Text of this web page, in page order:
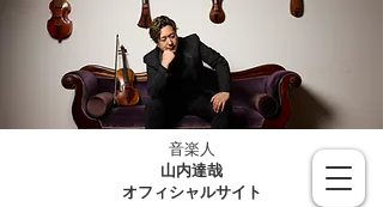
音楽人
山内達哉
​オフィシャルサイト